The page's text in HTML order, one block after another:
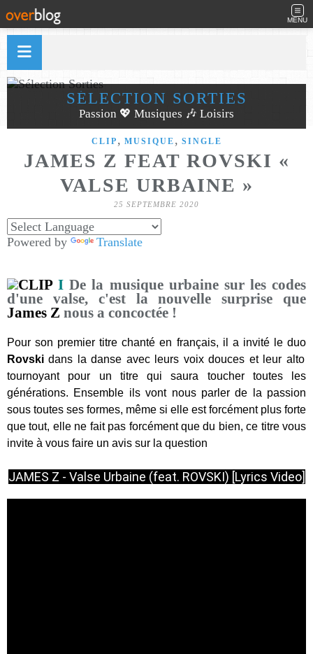
MENU
SÉLECTION SORTIES
Passion 💖 Musiques 🎶 Loisirs
CLIP , MUSIQUE , SINGLE
JAMES Z FEAT ROVSKI «
VALSE URBAINE »
25 SEPTEMBRE 2020
Powered by Translate
CLIPIDe la musique urbaine sur les codes
d'une valse, c'est la nouvelle surprise que
James Z nous a concoctée !
Pour son premier titre chanté en français, il a invité le duo
Rovskidans la danse avec leurs voix douces et leur alto
tournoyant pour un titre qui saura toucher toutes les
générations. Ensemble ils vont nous parler de la passion
sous toutes ses formes, même si elle est forcément plus forte
que tout, elle ne fait pas forcément que du bien, ce titre vous
invite à vous faire un avis sur la question
JAMES Z - Valse Urbaine (feat. ROVSKI) [Lyrics Video]